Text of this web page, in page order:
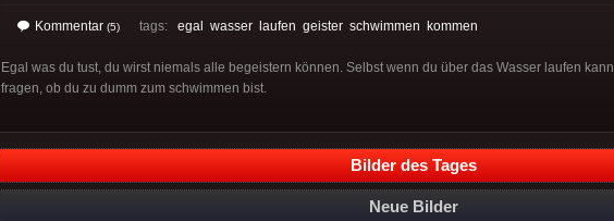
Kommentar (5) tags: egal wasser laufen geister schwimmen kommen
Egal was du tust, du wirst niemals alle begeistern können. Selbst wenn du über das Wasser laufen
fragen, ob du zu dumm zum schwimmen bist.
Bilder des Tages
Neue Bilder